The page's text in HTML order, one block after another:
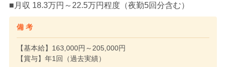
■月収 18.3万円～22.5万円程度（夜勤5回分含む）
備 考
【基本給】163,000円～205,000円
【賞与】年1回（過去実績）